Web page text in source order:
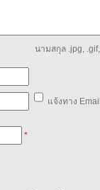
นามสกุล .jpg,
แจ้งทาง
*